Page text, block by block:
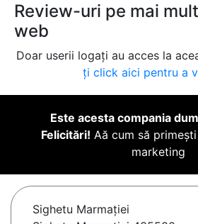
Review-uri pe mai
web
Doar userii logați au acces la
ți click aici pentru a
Este acesta compania
Felicitări! Aă cum să
marketing
Sighetu Marmaţiei